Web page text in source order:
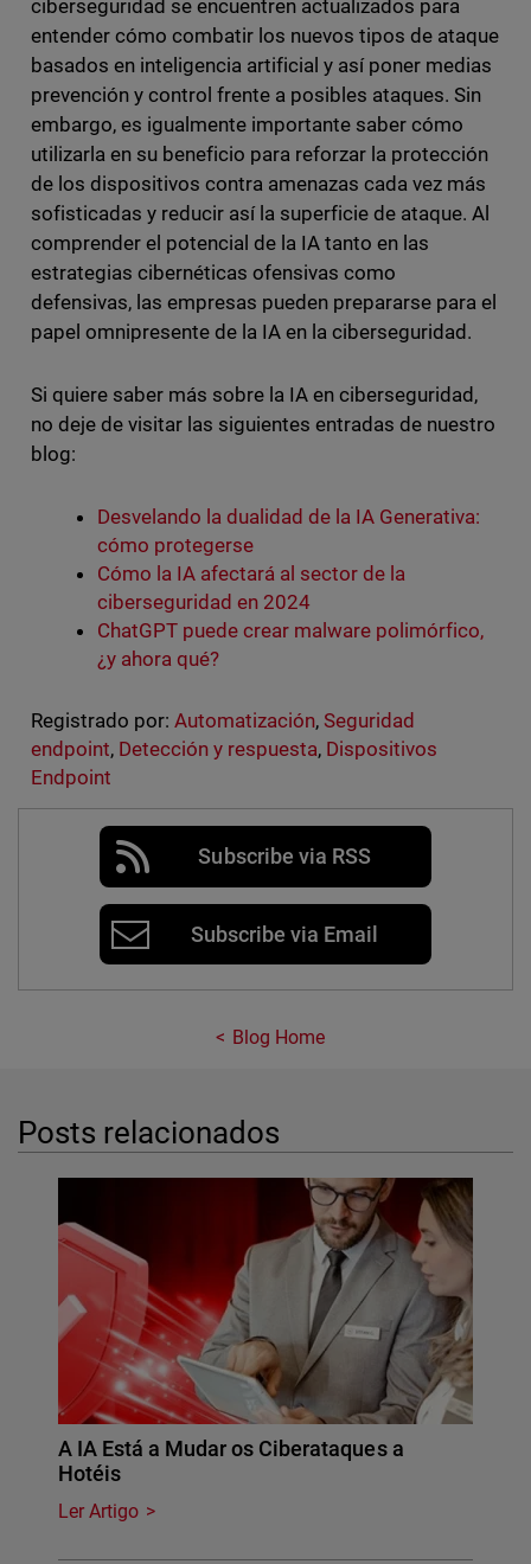
ciberseguridad se encuentren actualizados para
entender cómo combatir los nuevos tipos de ataque
basados en inteligencia artificial y así poner medias
prevención y control frente a posibles ataques. Sin
embargo, es igualmente importante saber cómo
utilizarla en su beneficio para reforzar la protección
de los dispositivos contra amenazas cada vez más
sofisticadas y reducir así la superficie de ataque. Al
comprender el potencial de la IA tanto en las
estrategias cibernéticas ofensivas como
defensivas, las empresas pueden prepararse para el
papel omnipresente de la IA en la ciberseguridad.
Si quiere saber más sobre la IA en ciberseguridad,
no deje de visitar las siguientes entradas de nuestro
blog:
Desvelando la dualidad de la IA Generativa:
cómo protegerse
Cómo la IA afectará al sector de la
ciberseguridad en 2024
ChatGPT puede crear malware polimórfico,
¿y ahora qué?
Registrado por: Automatización,Seguridad
endpoint, Detección y respuesta, Dispositivos
Endpoint
Subscribe via RSS
Subscribe via Email
Blog Home
Posts relacionados
A IA Está a Mudar os Ciberataques a
Hotéis
Ler Artigo